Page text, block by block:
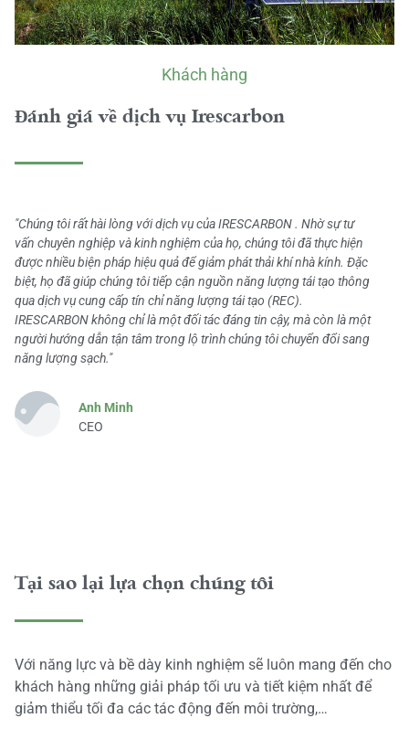
Khách hàng
Đánh giá về dịch vụ Irescarbon
"Chúng tôi rất hài lòng với dịch vụ của IRESCARBON . Nhờ sự tư
vấn chuyên nghiệp và kinh nghiệm của họ, chúng tôi đã thực hiện
được nhiều biện pháp hiệu quả để giảm phát thải khí nhà kính. Đặc
biệt, họ đã giúp chúng tôi tiếp cận nguồn năng lượng tái tạo thông
qua dịch vụ cung cấp tín chỉ năng lượng tái tạo (REC).
IRESCARBON không chỉ là một đối tác đáng tin cậy, mà còn là một
người hướng dẫn tận tâm trong lộ trình chúng tôi chuyển đổi sang
năng lượng sạch."
Anh Minh
CEO
Tại sao lại lựa chọn chúng tôi
Với năng lực và bề dày kinh nghiệm sẽ luôn mang đến cho
khách hàng những giải pháp tối ưu và tiết kiệm nhất để
giảm thiểu tối đa các tác động đến môi trường,…